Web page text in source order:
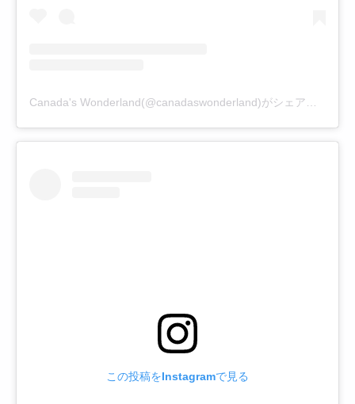
Canada's Wonderland(@canadaswonderland)がシェアした投稿
この投稿をInstagramで見る